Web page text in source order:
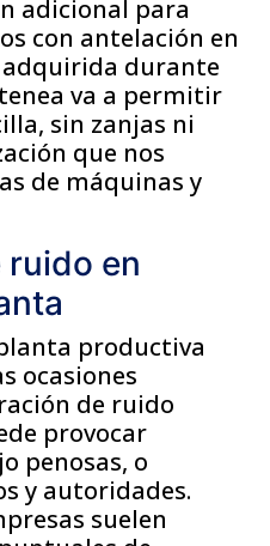
adicional para
con antelación en
adquirida durante
va a permitir
sin zanjas ni
que nos
de máquinas y
en
productiva
ocasiones
de ruido
provocar
penosas, o
y autoridades.
suelen